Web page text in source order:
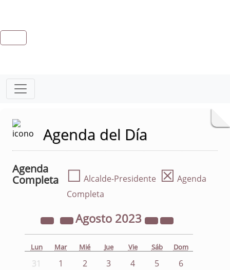
Agenda del Día
Agenda
Completa
☐ Alcalde-Presidente ☒ Agenda
Completa
Agosto 2023
Lun Mar Mié Jue Vie Sáb Dom
31 1 2 3 4 5
6